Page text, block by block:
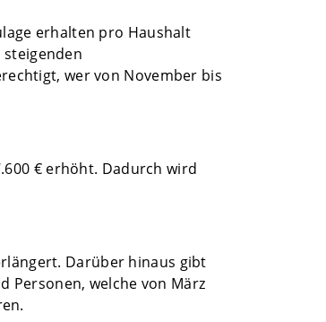
erhalten pro Haushalt
steigenden
wer von November bis
€ erhöht. Dadurch wird
Darüber hinaus gibt
Personen, welche von März